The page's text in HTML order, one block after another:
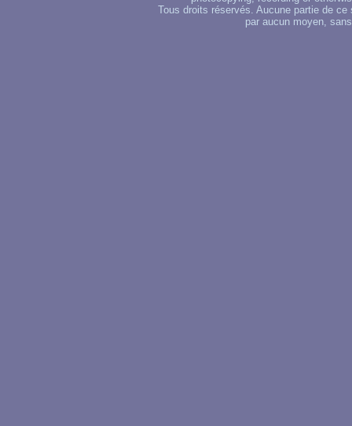
Tous droits réservés. Aucune partie de
par aucun moyen,